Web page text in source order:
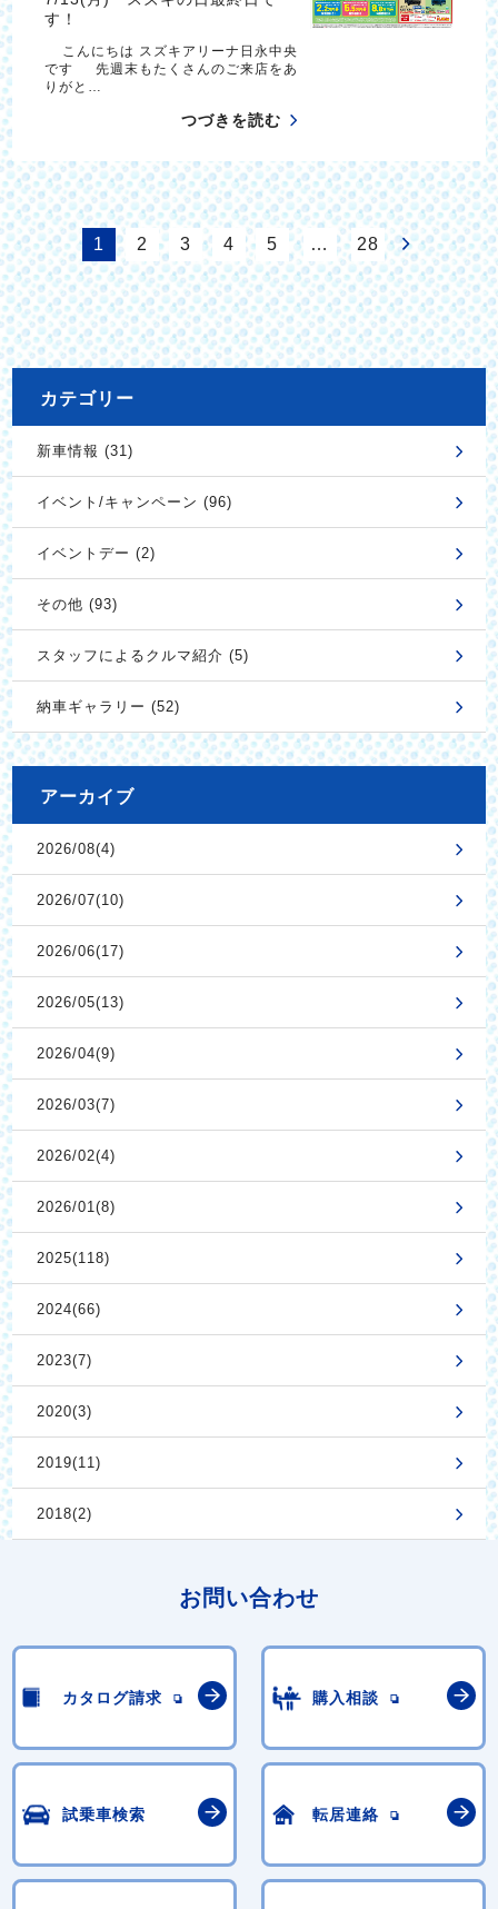
す！
こんにちは スズキアリーナ日永中央
です 先週末もたくさんのご来店をあ
りがと…
つづきを読む
1 2 3 4 5 … 28
カテゴリー
新車情報 (31)
イベント/キャンペーン (96)
イベントデー (2)
その他 (93)
スタッフによるクルマ紹介 (5)
納車ギャラリー (52)
アーカイブ
2026/08(4)
2026/07(10)
2026/06(17)
2026/05(13)
2026/04(9)
2026/03(7)
2026/02(4)
2026/01(8)
2025(118)
2024(66)
2023(7)
2020(3)
2019(11)
2018(2)
お問い合わせ
カタログ請求 購入相談
試乗車検索 転居連絡